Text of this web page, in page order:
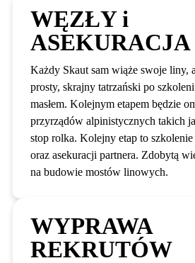
WĘZŁY i
ASEKURACJA
Każdy Skaut sam wiąże swoje liny,
prosty, skrajny tatrzański po
masłem. Kolejnym etapem będzie
przyrządów alpinistycznych takich
stop rolka. Kolejny etap to szkolenie
oraz asekuracji partnera. Zdobytą
na budowie mostów linowych.
WYPRAWA
REKRUTÓW